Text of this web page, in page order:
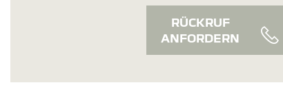
RÜCKRUF
ANFORDERN